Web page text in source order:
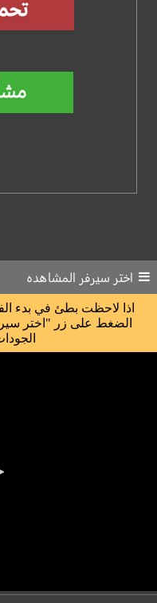
اختر سيرفر المشاهده
اذا لاحظت بطئ في بدء
الضغط على زر "اختر